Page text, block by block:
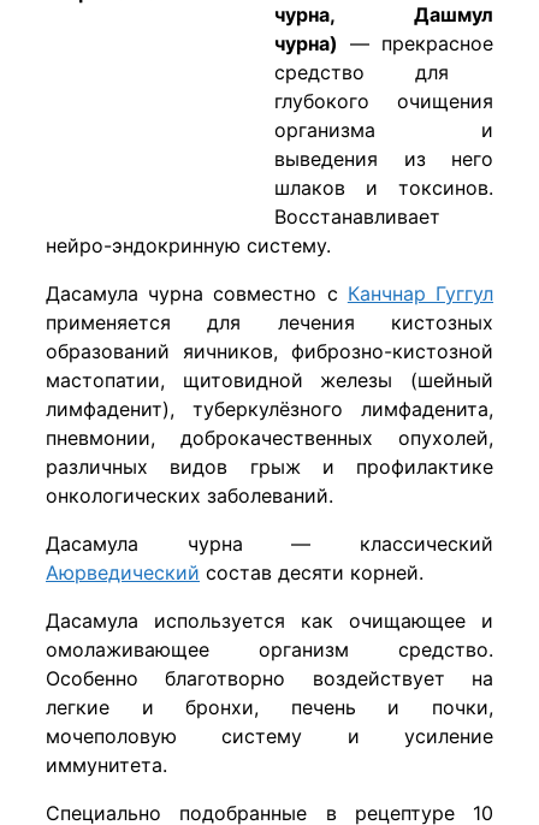
чурна, Дашмул
чурна) — прекрасное
средство для
глубокого очищения
организма и
выведения из него
шлаков и токсинов.
Восстанавливает
нейро-эндокринную систему.
Дасамула чурна совместно с Канчнар Гуггул
применяется для лечения кистозных
образований яичников, фиброзно-кистозной
мастопатии, щитовидной железы (шейный
лимфаденит), туберкулёзного лимфаденита,
пневмонии, доброкачественных опухолей,
различных видов грыж и профилактике
онкологических заболеваний.
Дасамула чурна — классический
Аюрведический состав десяти корней.
Дасамула используется как очищающее и
омолаживающее организм средство.
Особенно благотворно воздействует на
легкие и бронхи, печень и почки,
мочеполовую систему и усиление
иммунитета.
Специально подобранные в рецептуре 10